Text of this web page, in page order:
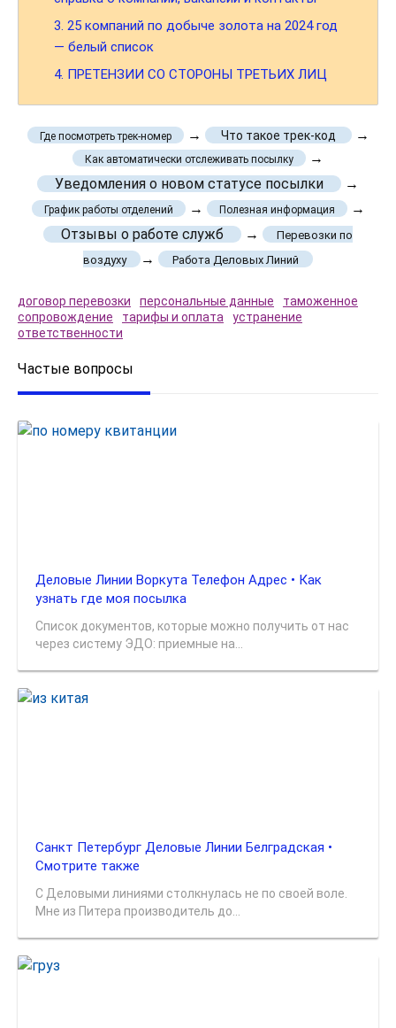
3. 25 компаний по добыче золота на 2024 год
— белый список
4. ПРЕТЕНЗИИ СО СТОРОНЫ ТРЕТЬИХ ЛИЦ
Где посмотреть трек-номер → Что такое трек-код →
Как автоматически отслеживать посылку
→
Уведомления о новом статусе посылки
→
График работы отделений → Полезная информация
→
Отзывы о работе служб
→
Перевозки по
воздуху
→ Работа Деловых Линий
договор перевозки персональные данные
таможенное
сопровождение
тарифы и оплата
устранение
ответственности
Частые вопросы
Деловые Линии Воркута Телефон Адрес • Как
узнать где моя посылка
Список документов, которые можно получить от нас
через систему ЭДО: приемные на...
Санкт Петербург Деловые Линии Белградская •
Смотрите также
С Деловыми линиями столкнулась не по своей воле.
Мне из Питера производитель до...